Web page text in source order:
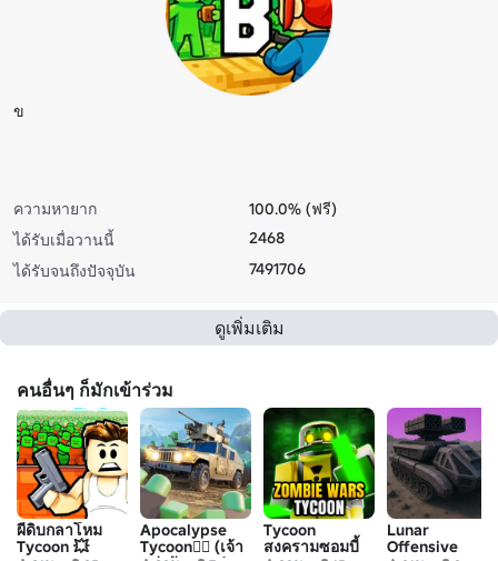
ข
ความหายาก
100.0% (ฟรี)
ได้รับเมื่อวานนี้
2468
ได้รับจนถึงปัจจุบัน
7491706
ดูเพิ่มเติม
คนอื่นๆ ก็มักเข้าร่วม
ผีดิบกลาโหม
Tycoon 💥
Apocalypse
Tycoon🧟‍♂️ (เจ้า
Tycoon
สงครามซอมบี้
Lunar
Offensive